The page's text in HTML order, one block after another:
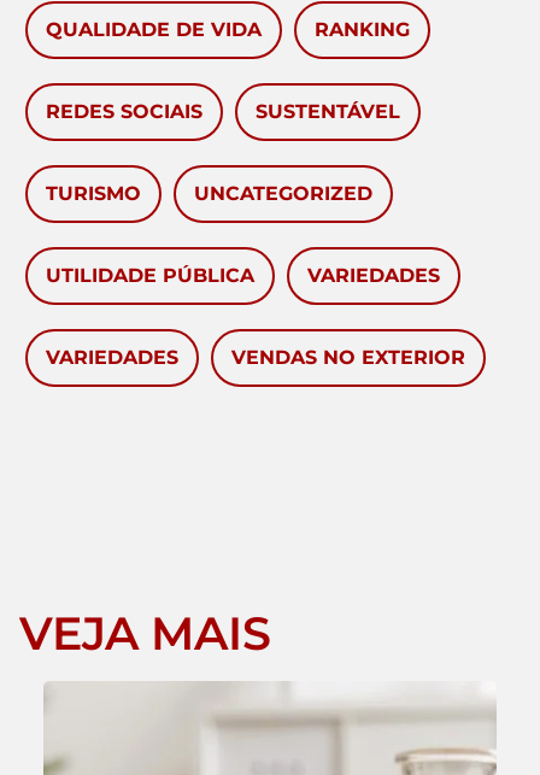
QUALIDADE DE VIDA RANKING
REDES SOCIAIS SUSTENTÁVEL
TURISMO UNCATEGORIZED
UTILIDADE PÚBLICA VARIEDADES
VARIEDADES VENDAS NO EXTERIOR
VEJA MAIS